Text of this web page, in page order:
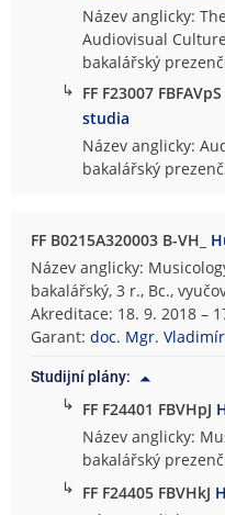
Název anglicky:
Audiovisual Culture
bakalářský
↳ FF F23007 FBFAVpS
studia
Název anglicky:
bakalářský
FF B0215A320003 B-VH_
Název anglicky:
bakalářský, 3 r., Bc.,
Akreditace: 18. 9. 2018 –
Garant:doc. Mgr.
Studijní plány:
↳ FF F24401 FBVHpJ
Název anglicky:
bakalářský
↳ FF F24405 FBVHkJ